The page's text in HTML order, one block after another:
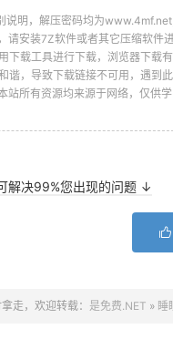
说明，解压密码均为
请安装7Z软件或者其它压缩软件
下载工具进行下载，浏览器下载
谐，导致下载链接不可用，遇到
站所有资源均来源于网络，仅供
解决99%您出现的问题 ↓

走，欢迎转载： 是免费.NET » 睡